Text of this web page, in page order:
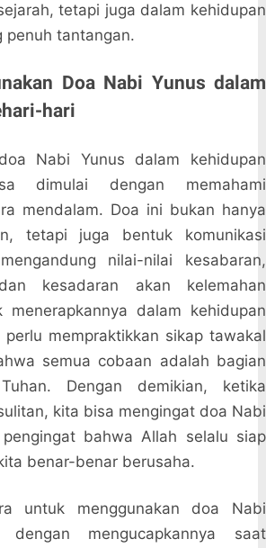
tetapi juga dalam kehidupan
penuh tantangan.
Doa Nabi Yunus dalam
hari
Nabi Yunus dalam kehidupan
dimulai dengan memahami
mendalam. Doa ini bukan hanya
tetapi juga bentuk komunikasi
nilai-nilai kesabaran,
kesadaran akan kelemahan
menerapkannya dalam kehidupan
mempraktikkan sikap tawakal
semua cobaan adalah bagian
Dengan demikian, ketika
kita bisa mengingat doa Nabi
bahwa Allah selalu siap
benar-benar berusaha.
untuk menggunakan doa Nabi
dengan mengucapkannya saat